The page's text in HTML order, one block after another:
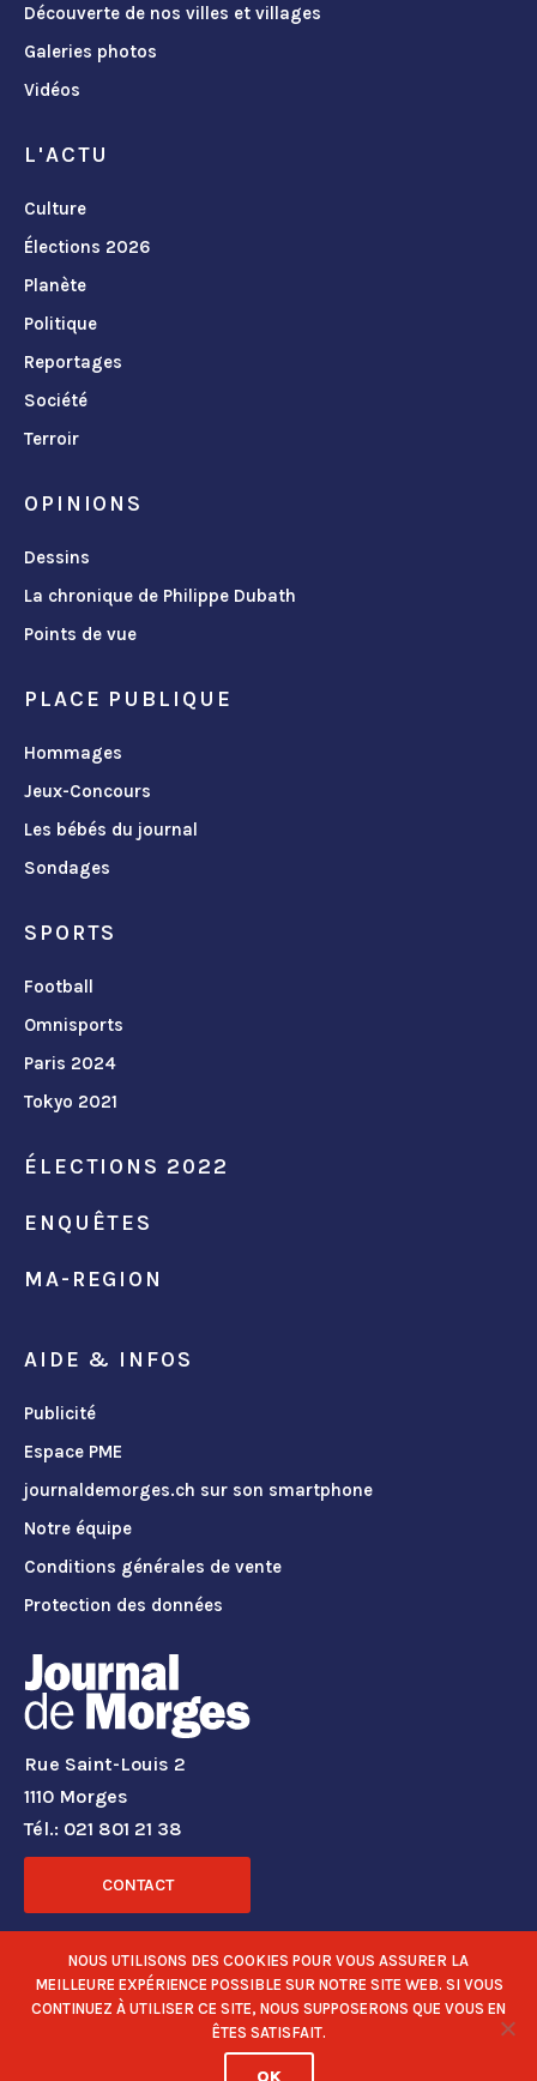
Découverte de nos villes et villages
Galeries photos
Vidéos
L'ACTU
Culture
Élections 2026
Planète
Politique
Reportages
Société
Terroir
OPINIONS
Dessins
La chronique de Philippe Dubath
Points de vue
PLACE PUBLIQUE
Hommages
Jeux-Concours
Les bébés du journal
Sondages
SPORTS
Football
Omnisports
Paris 2024
Tokyo 2021
ÉLECTIONS 2022
ENQUÊTES
MA-REGION
AIDE & INFOS
Publicité
Espace PME
journaldemorges.ch sur son smartphone
Notre équipe
Conditions générales de vente
Protection des données
Rue Saint-Louis 2
1110 Morges
Tél.: 021 801 21 38
CONTACT
RÉSEAUX SOCIAUX
NOUS UTILISONS DES COOKIES POUR VOUS ASSURER LA
MEILLEURE EXPÉRIENCE POSSIBLE SUR NOTRE SITE WEB. SI VOUS
CONTINUEZ À UTILISER CE SITE, NOUS SUPPOSERONS QUE VOUS EN
ÊTES SATISFAIT.
OK